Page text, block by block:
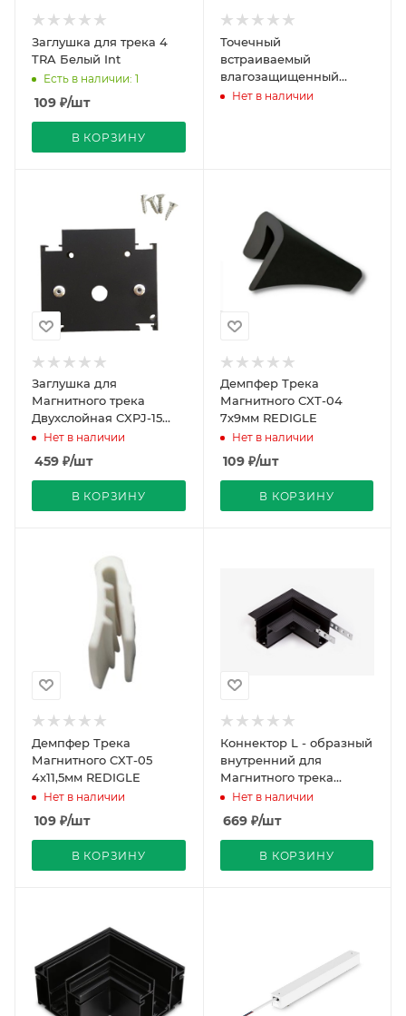
Заглушка для трека 4
TRA Белый Int
Есть в наличии: 1
109 ₽/шт
В КОРЗИНУ
Точечный
встраиваемый
влагозащищенный
светильник HYDRO
Нет в наличии
Заглушка для
Магнитного трека
Двухслойная CXPJ-15
Черный REDIGLE
Нет в наличии
459 ₽/шт
В КОРЗИНУ
Демпфер Трека
Магнитного CXT-04
7х9мм REDIGLE
Нет в наличии
109₽/шт
В КОРЗИНУ
Демпфер Трека
Магнитного CXT-05
4х11,5мм REDIGLE
Нет в наличии
109 ₽/шт
В КОРЗИНУ
Коннектор L - образный
внутренний для
Магнитного трека
Встраиваемого-
Шпаклевка Черный
REDIGLE (30)
Нет в наличии
669₽/шт
В КОРЗИНУ